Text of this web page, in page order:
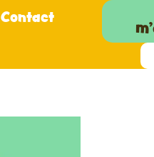
Contact